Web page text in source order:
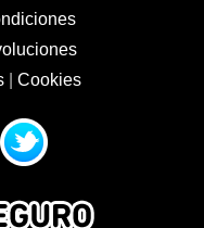
Cookies